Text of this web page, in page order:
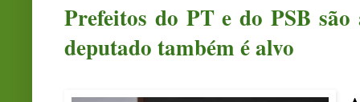
Prefeitos do PT e do PSB
deputado também é alvo